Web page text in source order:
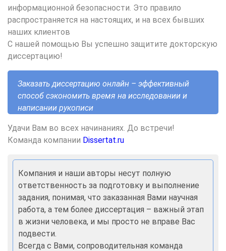
информационной безопасности. Это правило
распространяется на настоящих, и на всех бывших
наших клиентов
С нашей помощью Вы успешно защитите докторскую
диссертацию!
Заказать диссертацию онлайн – эффективный
способ сэкономить время на исследовании и
написании рукописи
Удачи Вам во всех начинаниях. До встречи!
Команда компании Dissertat.ru
Компания и наши авторы несут полную
ответственность за подготовку и выполнение
задания, понимая, что заказанная Вами научная
работа, а тем более диссертация – важный этап
в жизни человека, и мы просто не вправе Вас
подвести.
Всегда с Вами, сопроводительная команда